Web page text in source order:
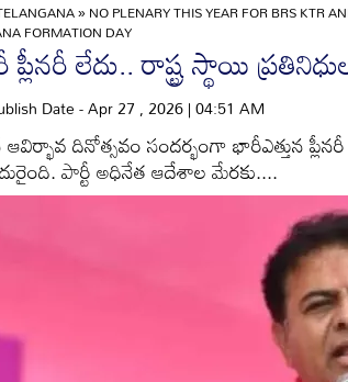
»NO PLENARY THIS YEAR FOR BRS KTR
FORMATION DAY
లేదు.. రాష్ట్ర స్థాయి
Date - Apr 27 , 2026 | 04:51 AM
దినోత్సవం సందర్భంగా భారీఎత్తున
పార్టీ అధినేత ఆదేశాల మేరకు....